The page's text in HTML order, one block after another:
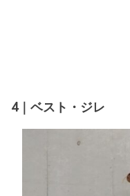
4｜ベスト・ジレ